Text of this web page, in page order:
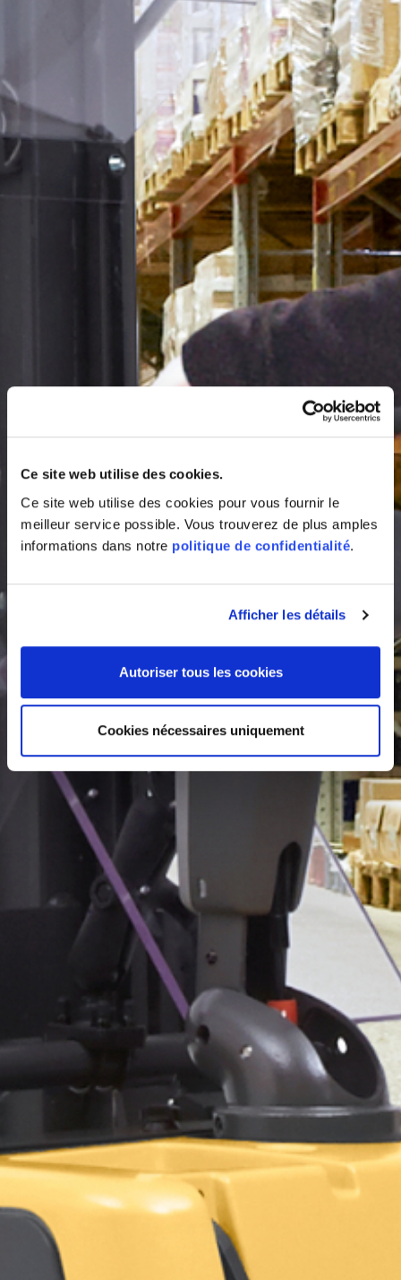
Ce site web utilise des cookies.
Ce site web utilise des cookies pour vous fournir le
meilleur service possible. Vous trouverez de plus amples
informations dans notre politique de confidentialité.
Afficher les détails
Autoriser tous les cookies
Cookies nécessaires uniquement